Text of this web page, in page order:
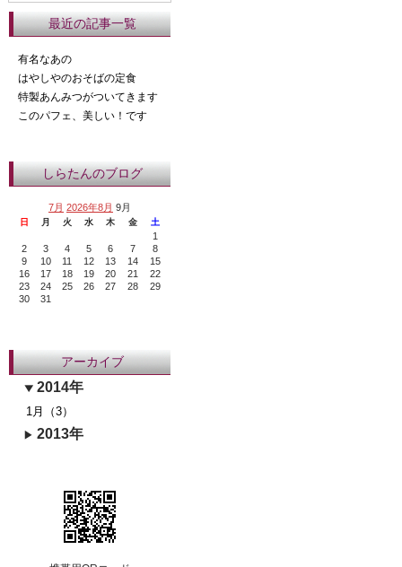
最近の記事一覧
有名なあの
はやしやのおそばの定食
特製あんみつがついてきます
このパフェ、美しい！です
しらたんのブログ
7月 2026年8月 9月
日 月 火 水 木 金 土
1
2
3 4 5 6 7
8
9
10 11 12 13 14
15
16
17 18 19 20 21
22
23
24 25 26 27 28
29
30
31
アーカイブ
2014年
1月（3）
2013年